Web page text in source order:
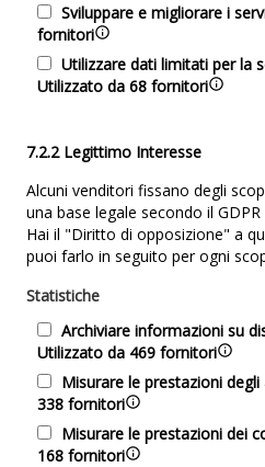
Sviluppare e migliorare i
fornitori
Utilizzare dati limitati per la
Utilizzato da 68 fornitori
7.2.2 Legittimo Interesse
Alcuni venditori fissano degli
una base legale secondo il
Hai il "Diritto di opposizione" a
puoi farlo in seguito per ogni
Statistiche
Archiviare informazioni su
Utilizzato da 469 fornitori
Misurare le prestazioni
338 fornitori
Misurare le prestazioni dei
168 fornitori